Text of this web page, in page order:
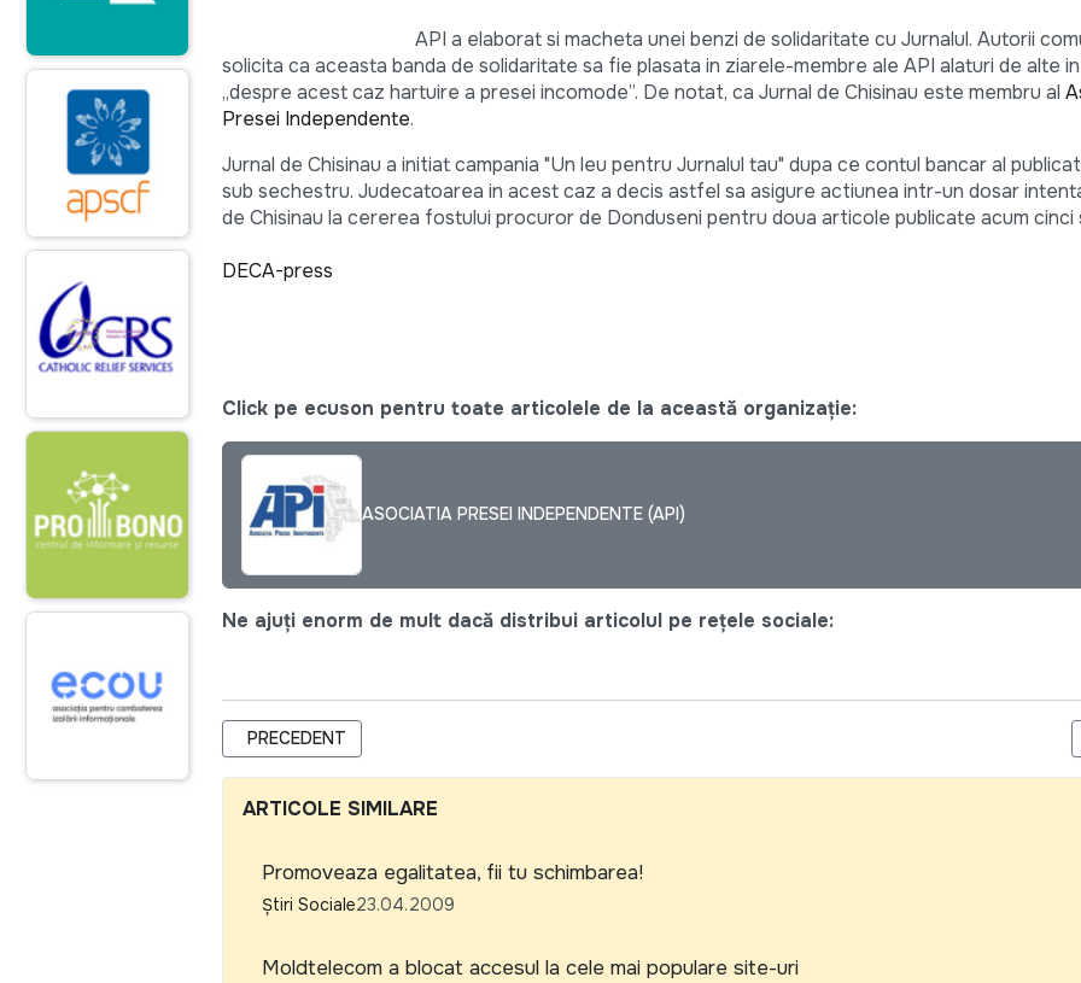
API a elaborat si macheta unei benzi de solidaritate cu Jurnalul. Autorii
solicita ca aceasta banda de solidaritate sa fie plasata in ziarele-membre ale API alaturi de alte
„despre acest caz hartuire a presei incomode”. De notat, ca Jurnal de Chisinau este membru al
Presei Independente.
Jurnal de Chisinau a initiat campania "Un leu pentru Jurnalul tau" dupa ce contul bancar al
sub sechestru. Judecatoarea in acest caz a decis astfel sa asigure actiunea intr-un dosar
de Chisinau la cererea fostului procuror de Donduseni pentru doua articole publicate acum cinci
DECA-press
Click pe ecuson pentru toate articolele de la această organizație:
ASOCIATIA PRESEI INDEPENDENTE (API)
Ne ajuți enorm de mult dacă distribui articolul pe rețele sociale:
ARTICOL PRECEDENT: ODIMM LANSEAZA UN NOU CURS DE INSTRUIRE
PRECEDENT
ARTICOLE SIMILARE
Promoveaza egalitatea, fii tu schimbarea!
Știri Sociale23.04.2009
Moldtelecom a blocat accesul la cele mai populare site-uri